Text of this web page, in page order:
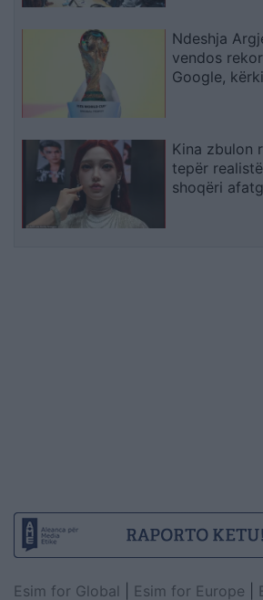
Ndeshja
vendos
Google,
Kina zbulon
tepër
shoqëri
Esim for Global Esim for Europe